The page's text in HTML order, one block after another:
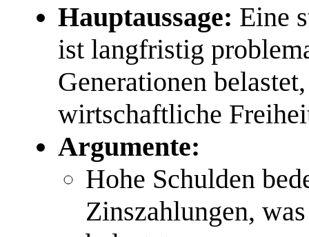
Hauptaussage: Eine
ist langfristig
Generationen
wirtschaftliche
Argumente:
Hohe Schulden
Zinszahlungen,